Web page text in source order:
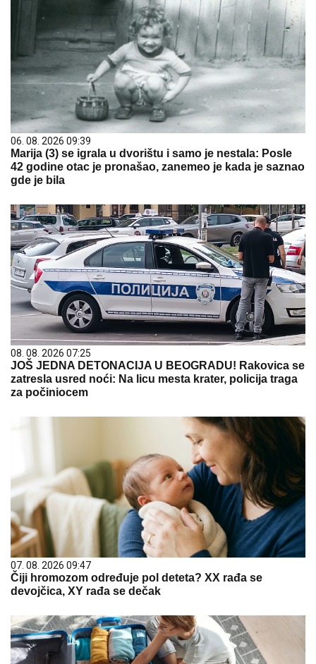
06. 08. 2026 09:39
Marija (3) se igrala u dvorištu i samo je nestala: Posle
42 godine otac je pronašao, zanemeo je kada je saznao
gde je bila
08. 08. 2026 07:25
JOŠ JEDNA DETONACIJA U BEOGRADU! Rakovica se
zatresla usred noći: Na licu mesta krater, policija traga
za počiniocem
07. 08. 2026 09:47
Čiji hromozom određuje pol deteta? XX rađa se
devojčica, XY rađa se dečak